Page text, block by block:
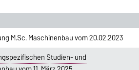
M.Sc. Maschinenbau vom 20.02.2023
Studien- und